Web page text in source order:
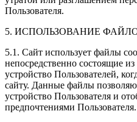
Пользователя.
5. ИСПОЛЬЗОВАНИЕ
5.1. Сайт использует файлы
непосредственно состоящие
устройство Пользователей,
сайту. Данные файлы
устройство Пользователя и
предпочтениями Пользователя.